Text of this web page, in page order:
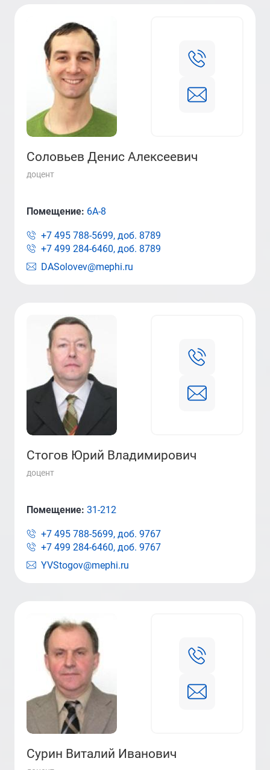
Соловьев Денис Алексеевич
доцент
DASolovev@mephi.ru
Помещение: 6А-8
+7 495 788-5699, доб. 8789
+7 499 284-6460, доб. 8789
Стогов Юрий Владимирович
доцент
YVStogov@mephi.ru
Помещение: 31-212
+7 495 788-5699, доб. 9767
+7 499 284-6460, доб. 9767
Сурин Виталий Иванович